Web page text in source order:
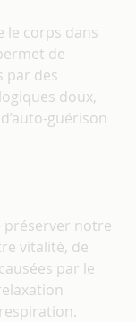
le corps dans
de
par des
doux,
guérison
préserver notre
vitalité, de
par le